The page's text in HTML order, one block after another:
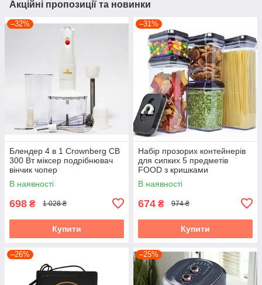
Акційні пропозиції та новинки
–32%
Блендер 4 в 1 Crownberg CB
300 Вт міксер подрібнювач
вінчик чопер
В наявності
698 ₴ 1 028 ₴
Купити
–31%
Набір прозорих контейнерів
для сипких 5 предметів
FOOD з кришками
В наявності
674 ₴ 974 ₴
Купити
–26% –25%